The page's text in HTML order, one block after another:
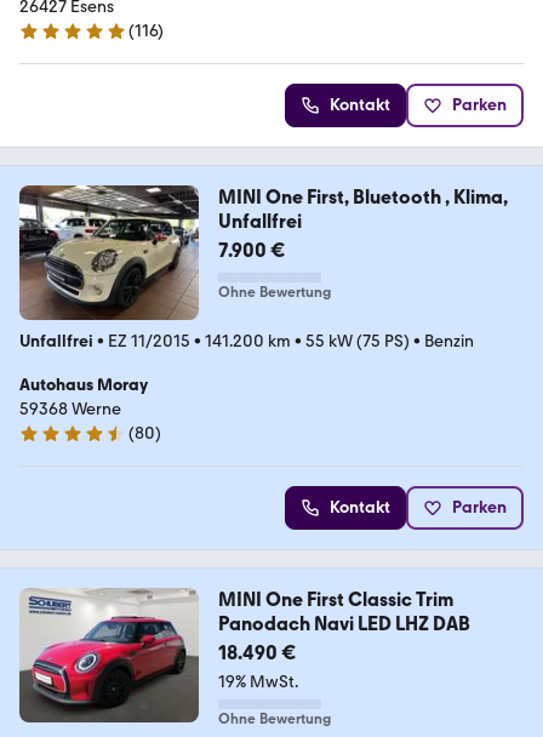
26427 Esens
4.9 Sterne
(116)
Kontakt Parken
MINI One First, Bluetooth , Klima,
Unfallfrei
7.900 €
Ohne Bewertung
Unfallfrei • EZ 11/2015 • 141.200 km • 55 kW (75 PS) • Benzin
Autohaus Moray
59368 Werne
4.5 Sterne
(80)
Kontakt Parken
MINI One First Classic Trim
Panodach Navi LED LHZ DAB
18.490 €
19% MwSt.
Ohne Bewertung